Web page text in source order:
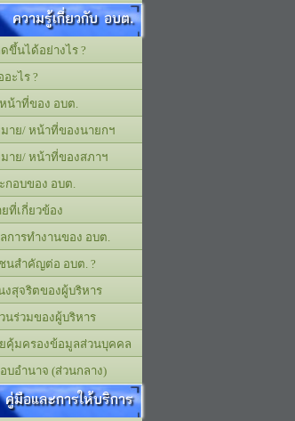
ความรู้เกี่ยวกับ อบต.
ขึ้นได้อย่างไร ?
ะไร ?
น้าที่ของ อบต.
าย/ หน้าที่ของนายกฯ
าย/ หน้าที่ของสภาฯ
กอบของ อบต.
ที่เกี่ยวข้อง
การทำงานของ อบต.
นสำคัญต่อ อบต. ?
งสุจริตของผู้บริหาร
นร่วมของผู้บริหาร
คุ้มครองข้อมูลส่วนบุคคล
บอำนาจ (ส่วนกลาง)
คู่มือและการให้บริการ